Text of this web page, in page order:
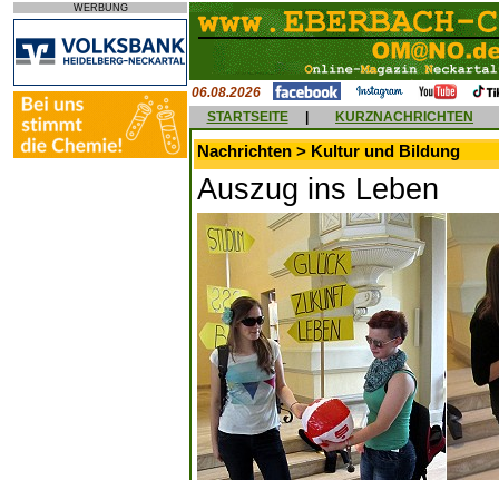
WERBUNG
06.08.2026
STARTSEITE
KURZNACHRICHTEN
Nachrichten > Kultur und Bildung
Auszug ins Leben